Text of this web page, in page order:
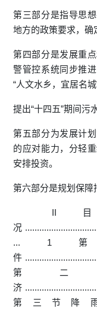
第三部分是指导思
地方的政策要求，确
第四部分是发展重
警管控系统同步推
“人文水乡，宜居名
提出“十四五”期间污
第五部分为发展计
的应对能力，分轻
安排投资。
第六部分是规划保障
II 目
况
... 1
件
第二
济
第三节降